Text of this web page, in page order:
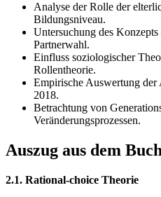
Analyse der Rolle der
Bildungsniveau.
Untersuchung des
Partnerwahl.
Einfluss soziologischer
Rollentheorie.
Empirische Auswertung
2018.
Betrachtung von
Veränderungsprozessen.
Auszug aus dem
2.1. Rational-choice Theorie